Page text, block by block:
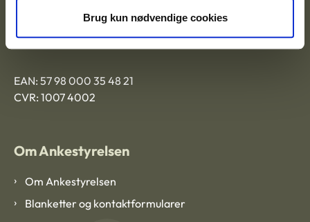
Brug kun nødvendige cookies
Ankestyrelsen København
EAN: 57 98 000 35 48 21
CVR: 1007 4002
Om Ankestyrelsen
Om Ankestyrelsen
Blanketter og kontaktformularer